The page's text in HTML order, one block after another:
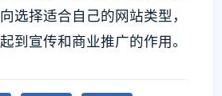
选择适合自己的网站类型，
到宣传和商业推广的作用。